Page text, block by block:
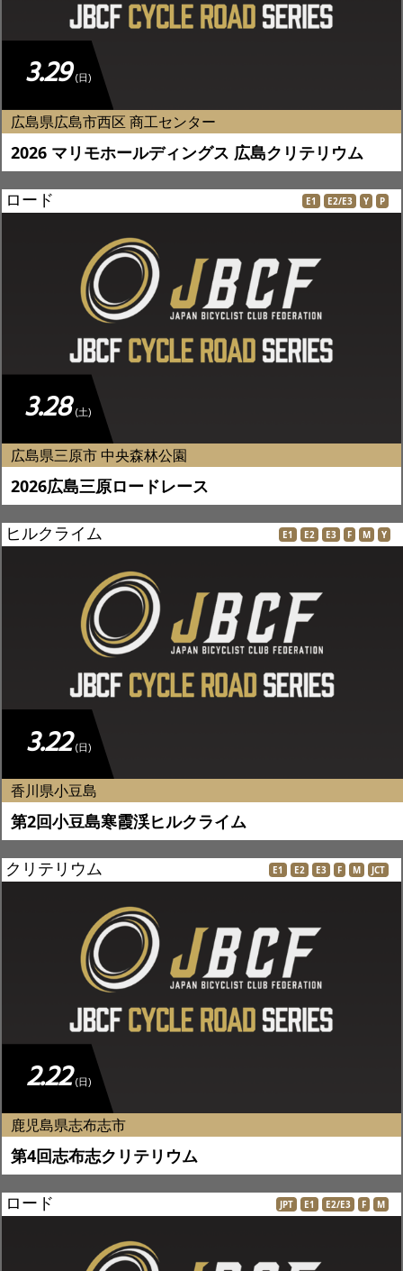
3.29 (日)
広島県広島市西区 商工センター
2026 マリモホールディングス 広島クリテリウム
ロード E1 E2/E3 Y P
3.28 (土)
広島県三原市 中央森林公園
2026広島三原ロードレース
ヒルクライム E1 E2 E3 F M Y
3.22 (日)
香川県小豆島
第2回小豆島寒霞渓ヒルクライム
クリテリウム E1 E2 E3 F M JCT
2.22 (日)
鹿児島県志布志市
第4回志布志クリテリウム
ロード JPT E1 E2/E3 F M